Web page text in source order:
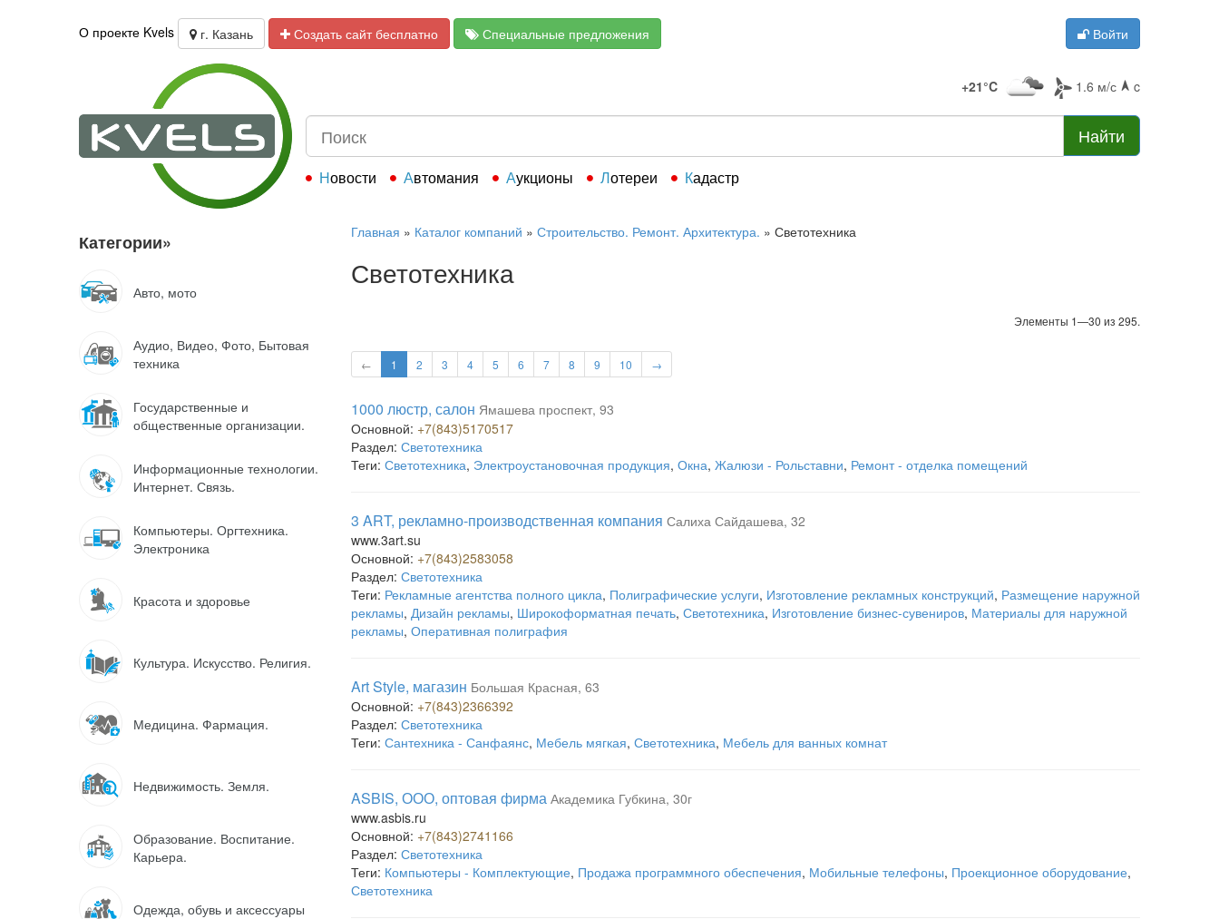
О проекте Kvels г. Казань Создать сайт бесплатно Специальные предложения Войти
+21°C 1.6 м/с c
Найти
Новости Автомания Аукционы Лотереи Кадастр
Категории»
Авто, мото
Аудио, Видео, Фото, Бытовая
техника
Государственные и
общественные организации.
Информационные технологии.
Интернет. Связь.
Компьютеры. Оргтехника.
Электроника
Красота и здоровье
Культура. Искусство. Религия.
Медицина. Фармация.
Недвижимость. Земля.
Образование. Воспитание.
Карьера.
Одежда, обувь и аксессуары
Главная » Каталог компаний » Строительство. Ремонт. Архитектура. » Светотехника
Светотехника
Элементы 1—30 из 295.
← 1 2 3 4 5 6 7 8 9 10 →
1000 люстр, салон Ямашева проспект, 93
Основной: +7(843)5170517
Раздел: Светотехника
Теги: Светотехника, Электроустановочная продукция, Окна, Жалюзи - Рольставни, Ремонт - отделка помещений
3 ART, рекламно-производственная компания Салиха Сайдашева, 32
www.3art.su
Основной: +7(843)2583058
Раздел: Светотехника
Теги: Рекламные агентства полного цикла, Полиграфические услуги, Изготовление рекламных конструкций, Размещение наружной
рекламы, Дизайн рекламы, Широкоформатная печать, Светотехника, Изготовление бизнес-сувениров, Материалы для наружной
рекламы, Оперативная полиграфия
Art Style, магазин Большая Красная, 63
Основной: +7(843)2366392
Раздел: Светотехника
Теги: Сантехника - Санфаянс, Мебель мягкая, Светотехника, Мебель для ванных комнат
ASBIS, ООО, оптовая фирма Академика Губкина, 30г
www.asbis.ru
Основной: +7(843)2741166
Раздел: Светотехника
Теги: Компьютеры - Комплектующие, Продажа программного обеспечения, Мобильные телефоны, Проекционное оборудование,
Светотехника